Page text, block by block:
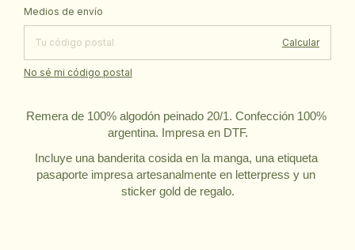
Entregas para el CP:
Medios de envío
Calcular
No sé mi código postal
Remera de 100% algodón peinado 20/1. Confección 100%
argentina. Impresa en DTF.
Incluye una banderita cosida en la manga, una etiqueta
pasaporte impresa artesanalmente en letterpress y un
sticker gold de regalo.